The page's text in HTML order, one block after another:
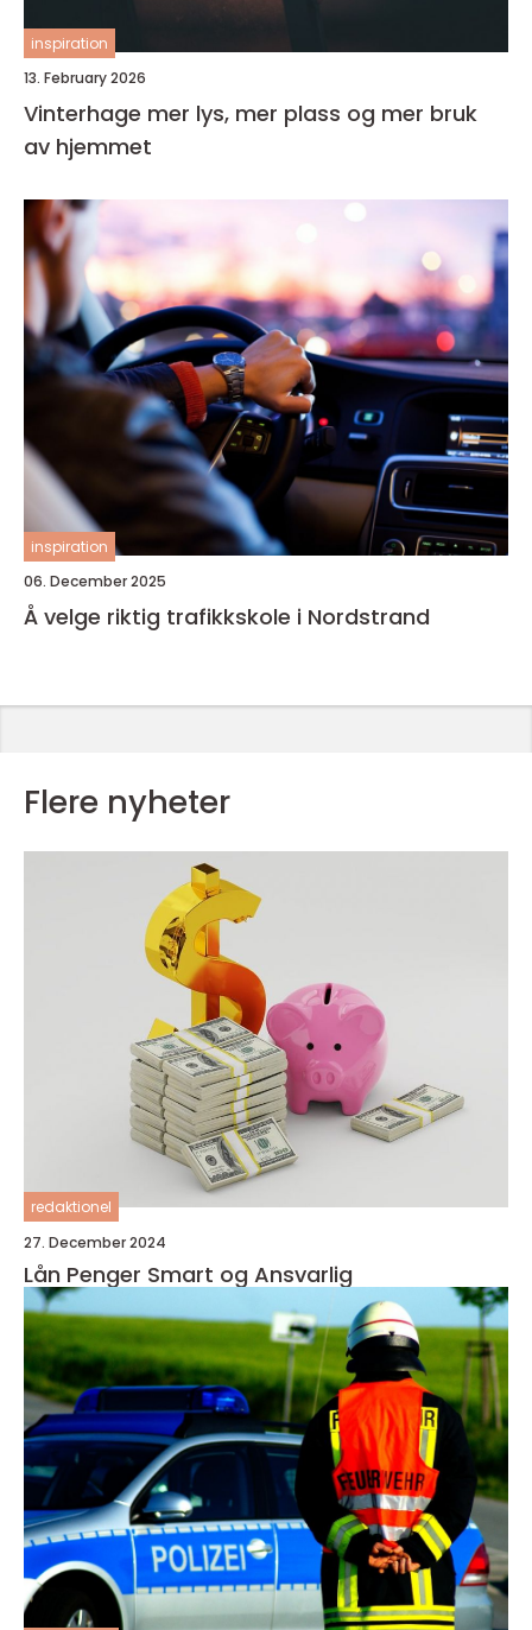
inspiration
13. February 2026
Vinterhage mer lys, mer plass og mer bruk
av hjemmet
inspiration
06. December 2025
Å velge riktig trafikkskole i Nordstrand
Flere nyheter
redaktionel
27. December 2024
Lån Penger Smart og Ansvarlig